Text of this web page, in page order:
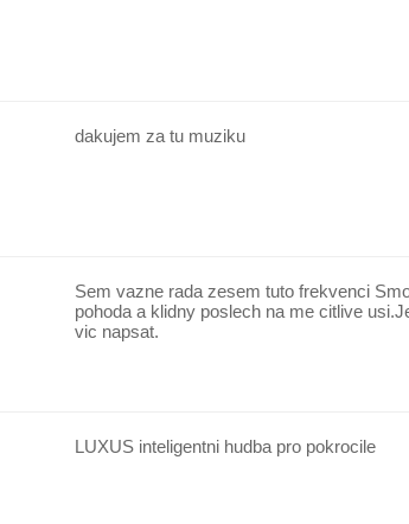
dakujem za tu muziku
Sem vazne rada zesem tuto frekvenci
pohoda a klidny poslech na me citlive
vic napsat.
LUXUS inteligentni hudba pro pokrocile